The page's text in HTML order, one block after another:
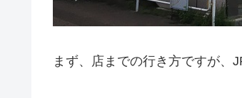
まず、店までの行き方ですが、